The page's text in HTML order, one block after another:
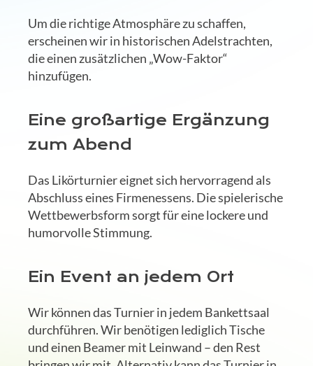
Um die richtige Atmosphäre zu schaffen,
erscheinen wir in historischen Adelstrachten,
die einen zusätzlichen „Wow-Faktor“
hinzufügen.
Eine großartige Ergänzung
zum Abend
Das Likörturnier eignet sich hervorragend als
Abschluss eines Firmenessens. Die spielerische
Wettbewerbsform sorgt für eine lockere und
humorvolle Stimmung.
Ein Event an jedem Ort
Wir können das Turnier in jedem Bankettsaal
durchführen. Wir benötigen lediglich Tische
und einen Beamer mit Leinwand – den Rest